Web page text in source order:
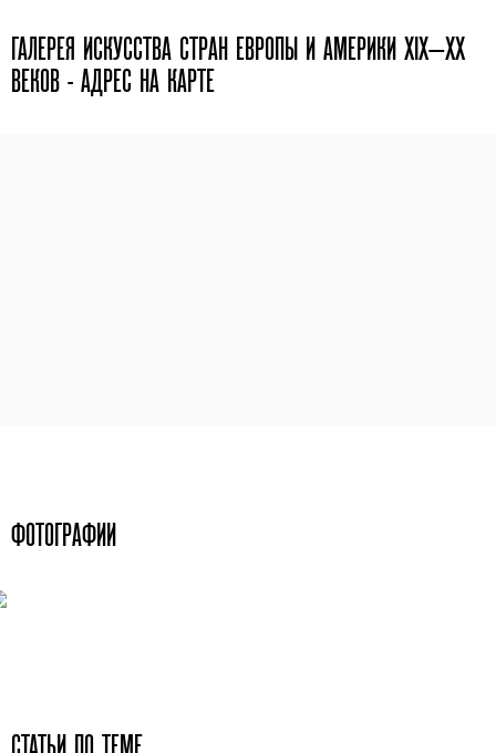
ГАЛЕРЕЯ ИСКУССТВА СТРАН ЕВРОПЫ И АМЕРИКИ XIX—XX
ВЕКОВ - АДРЕС НА КАРТЕ
ФОТОГРАФИИ